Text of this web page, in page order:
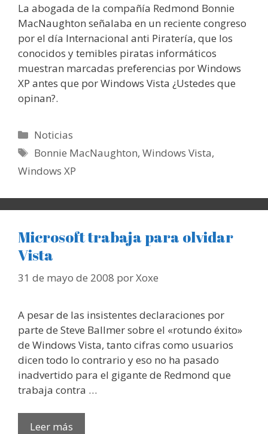
La abogada de la compañía Redmond Bonnie
MacNaughton señalaba en un reciente congreso
por el día Internacional anti Piratería, que los
conocidos y temibles piratas informáticos
muestran marcadas preferencias por Windows
XP antes que por Windows Vista ¿Ustedes que
opinan?.
Categorías
Noticias
Etiquetas
Bonnie MacNaughton,Windows Vista,
Windows XP
Microsoft trabaja para olvidar
Vista
31 de mayo de 2008 porXoxe
A pesar de las insistentes declaraciones por
parte de Steve Ballmer sobre el «rotundo éxito»
de Windows Vista, tanto cifras como usuarios
dicen todo lo contrario y eso no ha pasado
inadvertido para el gigante de Redmond que
trabaja contra …
Leer más